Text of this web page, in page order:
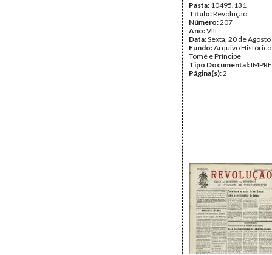
Pasta: 10495.131
Título:Revolução
Número:207
Ano:VIII
Data:Sexta, 20 de
Fundo:Arquivo Histórico
Tomé e Príncipe
Tipo Documental:
Página(s):2